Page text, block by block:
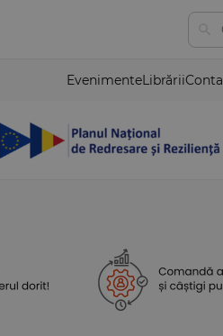
EvenimenteLibrării